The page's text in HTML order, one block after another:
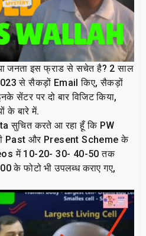
जनता इस फ्राड से सचेत है? 2 साल
से सैकड़ों Email किए, सैकड़ों
सेंटर पर दो बार विजिट किया,
के बारे में.
सुचित करते आ रहा हूँ कि PW
Past और Present Scheme के
में 10-20- 30- 40-50 तक
के फोटो भी उपलब्ध कराए गए,